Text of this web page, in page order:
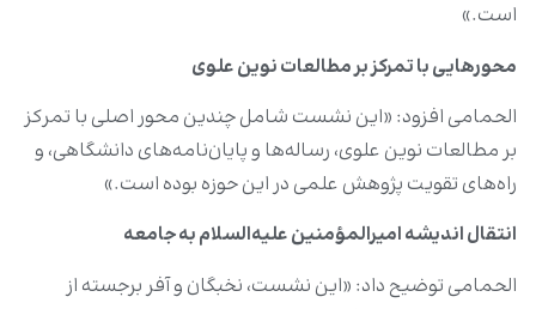
است.»
محورهایی با تمرکز بر مطالعات نوین علوی
الحمامی افزود: «این نشست شامل چندین محور اصلی با تمرکز
بر مطالعات نوین علوی، رساله‌ها و پایان‌نامه‌های دانشگاهی، و
راه‌های تقویت پژوهش علمی در این حوزه بوده است.»
انتقال اندیشه امیرالمؤمنین علیه‌السلام به جامعه
الحمامی توضیح داد: «این نشست، نخبگان و آفر برجسته از